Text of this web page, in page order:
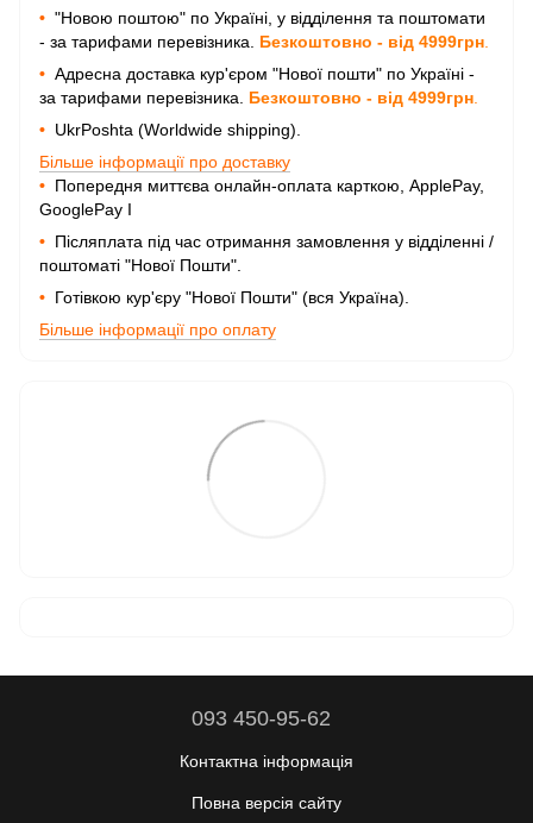
• "Новою поштою" по Україні, у відділення та поштомати
- за тарифами перевізника. Безкоштовно - від 4999грн
• Адресна доставка кур'єром "Нової пошти" по Україні -
за тарифами перевізника. Безкоштовно - від 4999грн
• UkrPoshta (Worldwide shipping).
Більше інформації про доставку
• Попередня миттєва онлайн-оплата карткою, ApplePay,
GooglePay I
• Післяплата під час отримання замовлення у відділенні /
поштоматі "Нової Пошти".
• Готівкою кур'єру "Нової Пошти" (вся Україна).
Більше інформації про оплату
093 450-95-62
Контактна інформація
Повна версія сайту